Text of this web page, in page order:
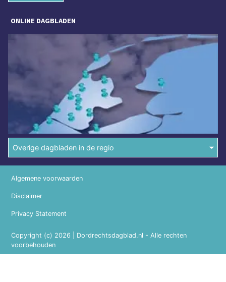
ONLINE DAGBLADEN
Overige dagbladen in de regio
Copyright (c) 2026 | Dordrechtsdagblad.nl - Alle rechten
voorbehouden
Algemene voorwaarden
Disclaimer
Privacy Statement